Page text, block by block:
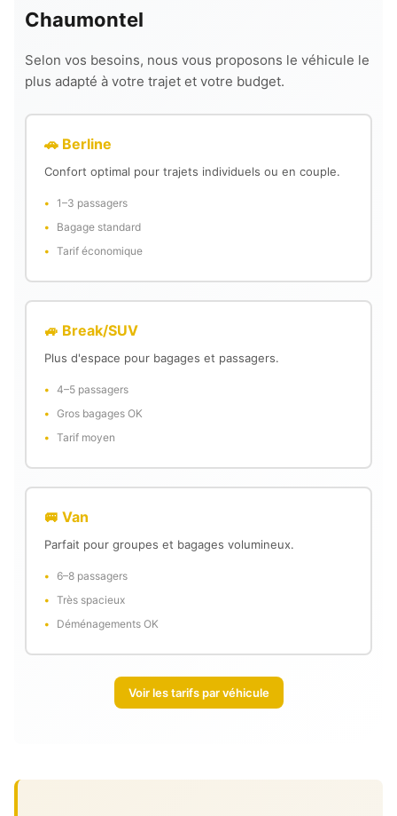
Chaumontel
Selon vos besoins, nous vous proposons le véhicule le
plus adapté à votre trajet et votre budget.
🚗 Berline
Confort optimal pour trajets individuels ou en couple.
1–3 passagers
Bagage standard
Tarif économique
🚙 Break/SUV
Plus d'espace pour bagages et passagers.
4–5 passagers
Gros bagages OK
Tarif moyen
🚐 Van
Parfait pour groupes et bagages volumineux.
6–8 passagers
Très spacieux
Déménagements OK
Voir les tarifs par véhicule